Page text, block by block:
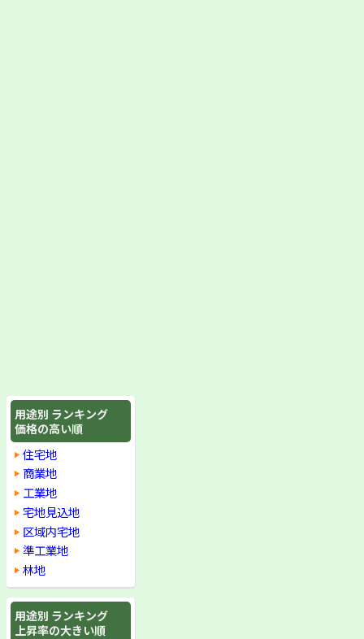
用途別 ランキング
価格の高い順
住宅地
商業地
工業地
宅地見込地
区域内宅地
準工業地
林地
用途別 ランキング
上昇率の大きい順